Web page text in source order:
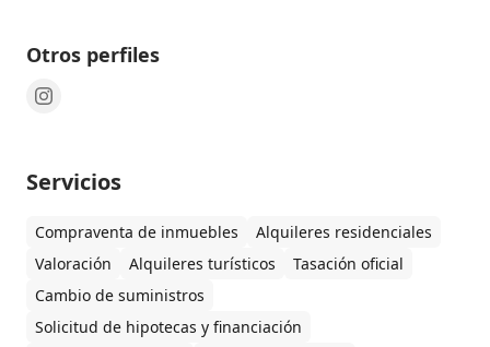
Otros perfiles
Servicios
Compraventa de inmuebles
Alquileres residenciales
Valoración
Alquileres turísticos
Tasación oficial
Cambio de suministros
Solicitud de hipotecas y financiación